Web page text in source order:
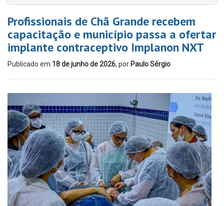
Profissionais de Chã Grande recebem
capacitação e município passa a ofertar
implante contraceptivo Implanon NXT
Publicado em 18 de junho de 2026, por Paulo Sérgio